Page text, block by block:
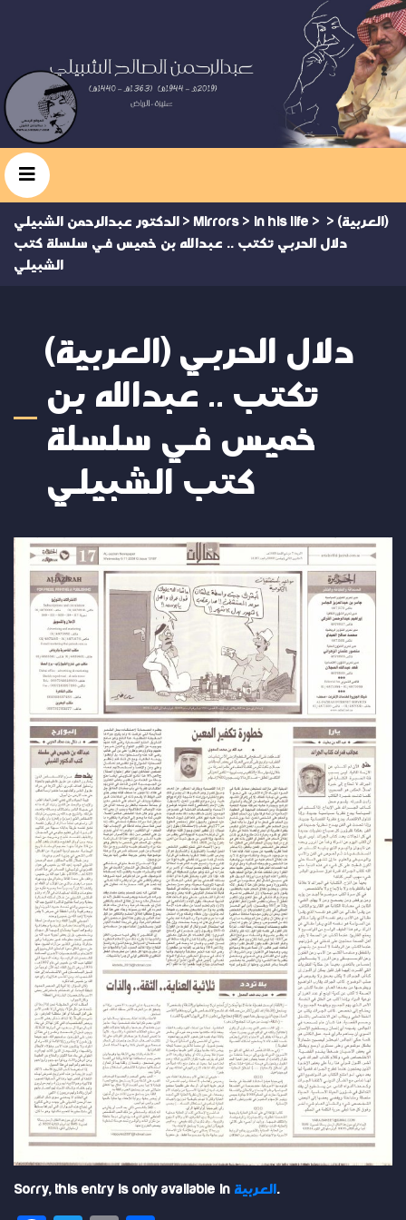
الدكتور عبدالرحمن الشبيلي > Mirrors > in his life > > (العربية)
دلال الحربي تكتب .. عبدالله بن خميس في سلسلة كتب
الشبيلي
(العربية) دلال الحربي
تكتب .. عبدالله بن
خميس في سلسلة
كتب الشبيلي
Sorry, this entry is only available in العربية.